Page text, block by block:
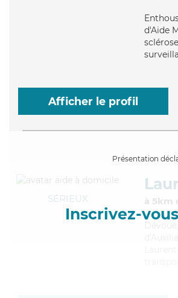
d'Aide
Afficher le profil
Présentation
Inscrivez-
SÉRIEUX à 5km